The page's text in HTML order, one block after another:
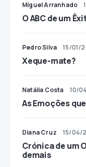
Miguel Arranhado
O ABC de um
Pedro Silva 15/01/
Xeque-mate?
Natália Costa 10/
As Emoções
Diana Cruz 15/04/
Crónica de um
demais